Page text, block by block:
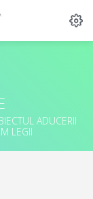
ADUCERII
LEGII